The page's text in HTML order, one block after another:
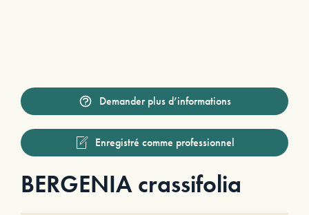
Demander plus d’informations
Enregistré comme professionnel
BERGENIA crassifolia